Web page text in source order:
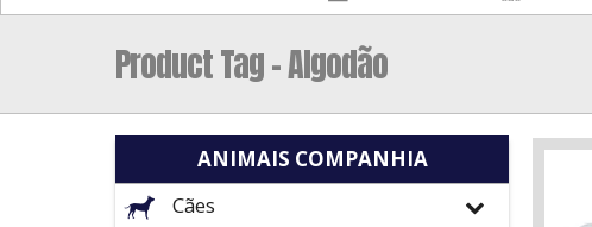
Product Tag - Algodão
ANIMAIS COMPANHIA
Cães